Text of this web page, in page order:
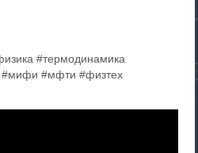
#термодинамика
#мифи #мфти #физтех